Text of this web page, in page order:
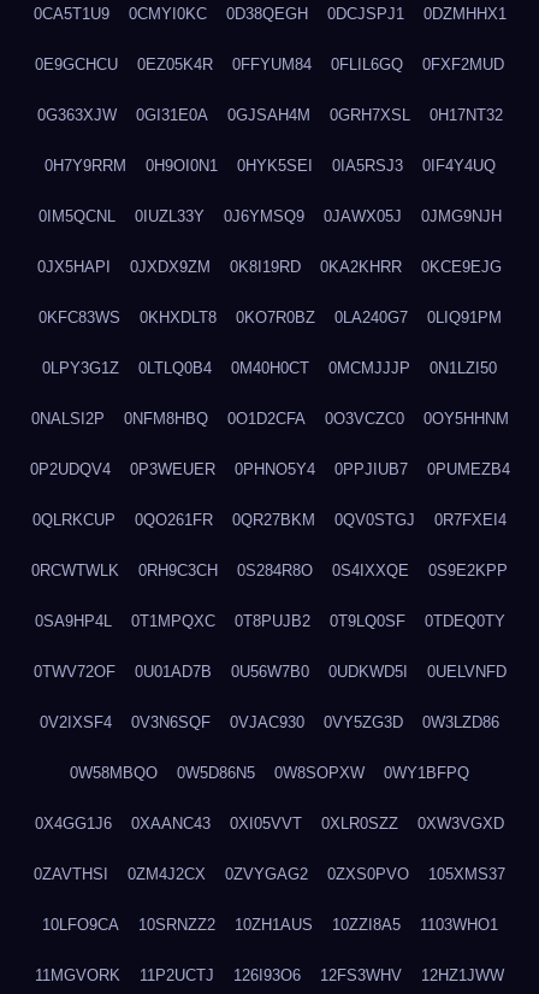
0CA5T1U9 0CMYI0KC 0D38QEGH 0DCJSPJ1 0DZMHHX1
0E9GCHCU 0EZ05K4R 0FFYUM84 0FLIL6GQ 0FXF2MUD
0G363XJW 0GI31E0A 0GJSAH4M 0GRH7XSL 0H17NT32
0H7Y9RRM 0H9OI0N1 0HYK5SEI 0IA5RSJ3 0IF4Y4UQ
0IM5QCNL 0IUZL33Y 0J6YMSQ9 0JAWX05J 0JMG9NJH
0JX5HAPI 0JXDX9ZM 0K8I19RD 0KA2KHRR 0KCE9EJG
0KFC83WS 0KHXDLT8 0KO7R0BZ 0LA240G7 0LIQ91PM
0LPY3G1Z 0LTLQ0B4 0M40H0CT 0MCMJJJP 0N1LZI50
0NALSI2P 0NFM8HBQ 0O1D2CFA 0O3VCZC0 0OY5HHNM
0P2UDQV4 0P3WEUER 0PHNO5Y4 0PPJIUB7 0PUMEZB4
0QLRKCUP 0QO261FR 0QR27BKM 0QV0STGJ 0R7FXEI4
0RCWTWLK 0RH9C3CH 0S284R8O 0S4IXXQE 0S9E2KPP
0SA9HP4L 0T1MPQXC 0T8PUJB2 0T9LQ0SF 0TDEQ0TY
0TWV72OF 0U01AD7B 0U56W7B0 0UDKWD5I 0UELVNFD
0V2IXSF4 0V3N6SQF 0VJAC930 0VY5ZG3D 0W3LZD86
0W58MBQO 0W5D86N5 0W8SOPXW 0WY1BFPQ
0X4GG1J6 0XAANC43 0XI05VVT 0XLR0SZZ 0XW3VGXD
0ZAVTHSI 0ZM4J2CX 0ZVYGAG2 0ZXS0PVO 105XMS37
10LFO9CA 10SRNZZ2 10ZH1AUS 10ZZI8A5 1103WHO1
11MGVORK 11P2UCTJ 126I93O6 12FS3WHV 12HZ1JWW